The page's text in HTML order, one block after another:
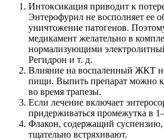
Интоксикация приводит к
Энтерофурил не восполняет ее
уничтожение патогенов.
медикамент желательно в
нормализующими
Регидрон и т. д.
Влияние на воспаленный ЖКТ
пищи. Выпить препарат можно
во время трапезы.
Если лечение включает
придерживаться промежутка в
Флакон, содержащий суспензию,
тщательно встряхивают.